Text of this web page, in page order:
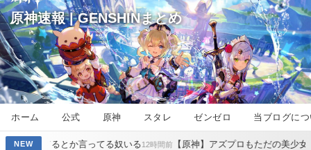
原神速報 | GENSHINまとめ
ホーム 公式 原神 スタレ ゼンゼロ 当ブログに
NEW
ってる奴いる12時間前【原神】アズプロもただの美少女動物園じゃ原神超